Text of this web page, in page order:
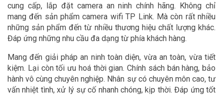
cung cấp, lắp đặt camera an ninh chính hãng. Không chỉ
mang đến sản phẩm camera wifi TP Link. Mà còn rất nhiều
những sản phẩm đến từ nhiều thương hiệu chất lượng khác.
Đáp ứng những nhu cầu đa dạng từ phía khách hàng.
Mang đến giải pháp an ninh toàn diện, vừa an toàn, vừa tiết
kiệm. Lại còn tối ưu hoá thời gian. Chính sách bán hàng, bảo
hành vô cùng chuyên nghiệp. Nhân sự có chuyên môn cao, tư
vấn nhiệt tình, xử lý sự cố nhanh chóng, kịp thời. Đáp ứng tốt